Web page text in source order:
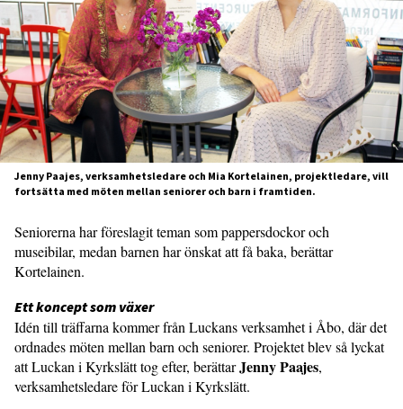
Jenny Paajes, verksamhetsledare och Mia Kortelainen, projektledare, vill
fortsätta med möten mellan seniorer och barn i framtiden.
Seniorerna har föreslagit teman som pappersdockor och
museibilar, medan barnen har önskat att få baka, berättar
Kortelainen.
Ett koncept som växer
Idén till träffarna kommer från Luckans verksamhet i Åbo, där det
ordnades möten mellan barn och seniorer. Projektet blev så lyckat
att Luckan i Kyrkslätt tog efter, berättarJenny Paajes,
verksamhetsledare för Luckan i Kyrkslätt.